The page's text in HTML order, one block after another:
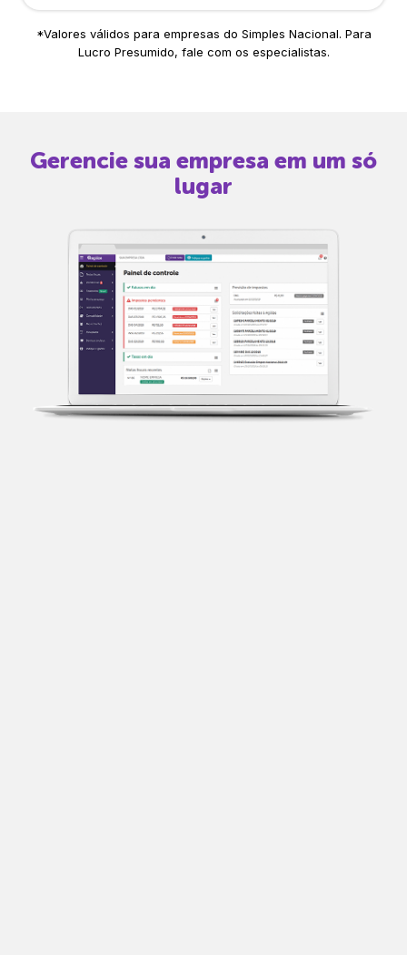
*Valores válidos para empresas do Simples Nacional. Para
Lucro Presumido, fale com os especialistas.
Gerencie sua empresa em um só
lugar